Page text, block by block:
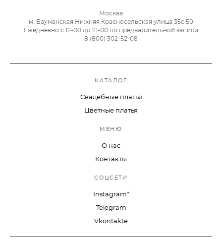
Москва
м. Бауманская Нижняя Красносельская улица 35с 50
Ежедневно с 12-00 до 21-00 по предварительной записи
8 (800) 302-52-08
КАТАЛОГ
Свадебные платья
Цветные платья
МЕНЮ
О нас
Контакты
СОЦСЕТИ
Instagram*
Telegram
Vkontakte